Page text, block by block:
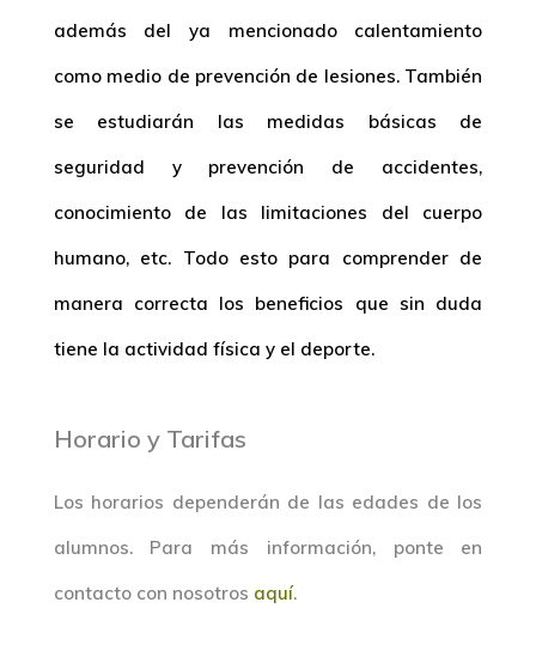
además del ya mencionado calentamiento
como medio de prevención de lesiones. También
se estudiarán las medidas básicas de
seguridad y prevención de accidentes,
conocimiento de las limitaciones del cuerpo
humano, etc. Todo esto para comprender de
manera correcta los beneficios que sin duda
tiene la actividad física y el deporte.
Horario y Tarifas
Los horarios dependerán de las edades de los
alumnos. Para más información, ponte en
contacto con nosotros aquí.